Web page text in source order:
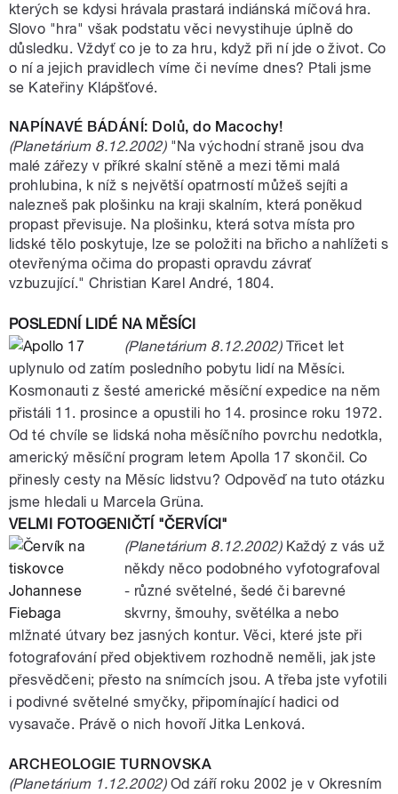
kterých se kdysi hrávala prastará indiánská míčová hra.
Slovo "hra" však podstatu věci nevystihuje úplně do
důsledku. Vždyť co je to za hru, když při ní jde o život. Co
o ní a jejich pravidlech víme či nevíme dnes? Ptali jsme
se Kateřiny Klápšťové.
NAPÍNAVÉ BÁDÁNÍ: Dolů, do Macochy!
(Planetárium 8.12.2002)"Na východní straně jsou dva
malé zářezy v příkré skalní stěně a mezi těmi malá
prohlubina, k níž s největší opatrností můžeš sejíti a
nalezneš pak plošinku na kraji skalním, která poněkud
propast převisuje. Na plošinku, která sotva místa pro
lidské tělo poskytuje, lze se položiti na břicho a nahlížeti s
otevřenýma očima do propasti opravdu závrať
vzbuzující." Christian Karel André, 1804.
POSLEDNÍ LIDÉ NA MĚSÍCI
(Planetárium 8.12.2002)Třicet let
uplynulo od zatím posledního pobytu lidí na Měsíci.
Kosmonauti z šesté americké měsíční expedice na něm
přistáli 11. prosince a opustili ho 14. prosince roku 1972.
Od té chvíle se lidská noha měsíčního povrchu nedotkla,
americký měsíční program letem Apolla 17 skončil. Co
přinesly cesty na Měsíc lidstvu? Odpověď na tuto otázku
jsme hledali u Marcela Grüna.
VELMI FOTOGENIČTÍ "ČERVÍCI"
(Planetárium 8.12.2002)Každý z vás už
někdy něco podobného vyfotografoval
- různé světelné, šedé či barevné
skvrny, šmouhy, světélka a nebo
mlžnaté útvary bez jasných kontur. Věci, které jste při
fotografování před objektivem rozhodně neměli, jak jste
přesvědčeni; přesto na snímcích jsou. A třeba jste vyfotili
i podivné světelné smyčky, připomínající hadici od
vysavače. Právě o nich hovoří Jitka Lenková.
ARCHEOLOGIE TURNOVSKA
(Planetárium 1.12.2002)Od září roku 2002 je v Okresním